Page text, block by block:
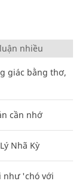
nhiều
giác bằng thơ,
cần nhớ
Nhã Kỳ
như 'chó với